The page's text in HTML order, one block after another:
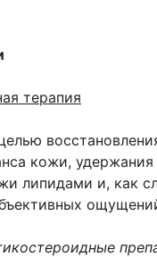
терапия
кожи, удержания
липидами и, как